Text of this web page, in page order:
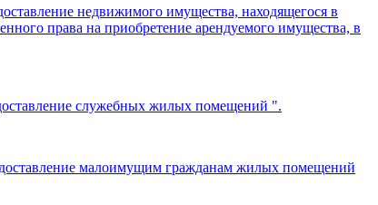
недвижимого имущества, находящегося в
права на приобретение арендуемого имущества, в
служебных жилых помещений ".
малоимущим гражданам жилых помещений